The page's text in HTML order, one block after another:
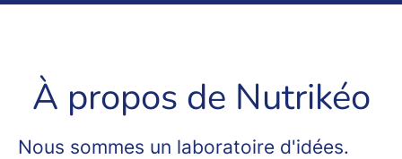
À propos de Nutrikéo
Nous sommes un laboratoire d'idées.